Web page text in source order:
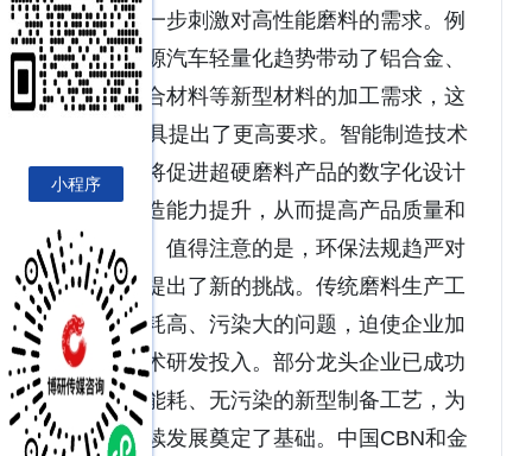
崛起将进一步刺激对高性能磨料的需求。例
如，新能源汽车轻量化趋势带动了铝合金、
碳纤维复合材料等新型材料的加工需求，这
对CBN磨具提出了更高要求。智能制造技术
的普及也将促进超硬磨料产品的数字化设计
与智能制造能力提升，从而提高产品质量和
生产效率。值得注意的是，环保法规趋严对
行业发展提出了新的挑战。传统磨料生产工
艺存在能耗高、污染大的问题，迫使企业加
大绿色技术研发投入。部分龙头企业已成功
开发出低能耗、无污染的新型制备工艺，为
行业可持续发展奠定了基础。中国CBN和金
小程序